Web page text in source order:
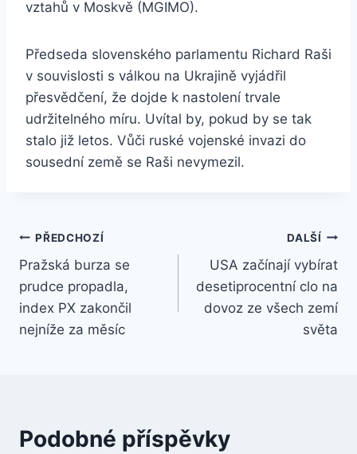
vztahů v Moskvě (MGIMO).
Předseda slovenského parlamentu Richard Raši
v souvislosti s válkou na Ukrajině vyjádřil
přesvědčení, že dojde k nastolení trvale
udržitelného míru. Uvítal by, pokud by se tak
stalo již letos. Vůči ruské vojenské invazi do
sousední země se Raši nevymezil.
Navigace
pro
příspěvek
PŘEDCHOZÍ
Pražská burza se
prudce propadla,
index PX zakončil
nejníže za měsíc
DALŠÍ
USA začínají vybírat
desetiprocentní clo na
dovoz ze všech zemí
světa
Podobné příspěvky